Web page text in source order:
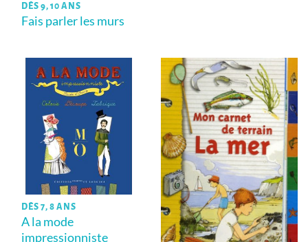
DÈS 9, 10 ANS
Fais parler les murs
DÈS 7, 8 ANS
A la mode
impressionniste